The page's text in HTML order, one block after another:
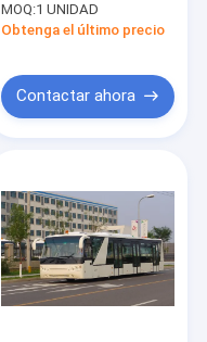
cuerpo 13895m m
(±20mm)
MOQ:1 UNIDAD
Obtenga el último precio
Contactar ahora